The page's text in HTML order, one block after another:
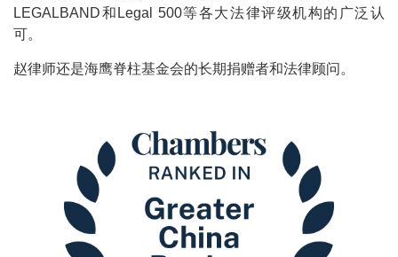
LEGALBAND和Legal 500等各大法律评级机构的广泛认
可。
赵律师还是海鹰脊柱基金会的长期捐赠者和法律顾问。